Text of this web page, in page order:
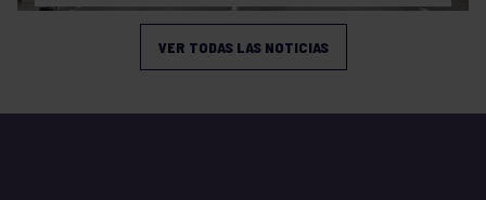
VER TODAS LAS NOTICIAS